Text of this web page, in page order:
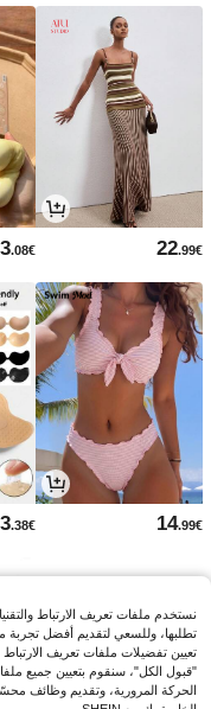
22.99€
3.08€
14.99€
3.38€
نستخدم ملفات تعريف الارتباط
تطلبها، وللسعي لتقديم أفضل
تعيين تفضيلات ملفات تعريف
"قبول الكل"، سنقوم بتعيين جميع
الحركة المرورية، وتقديم وظائف